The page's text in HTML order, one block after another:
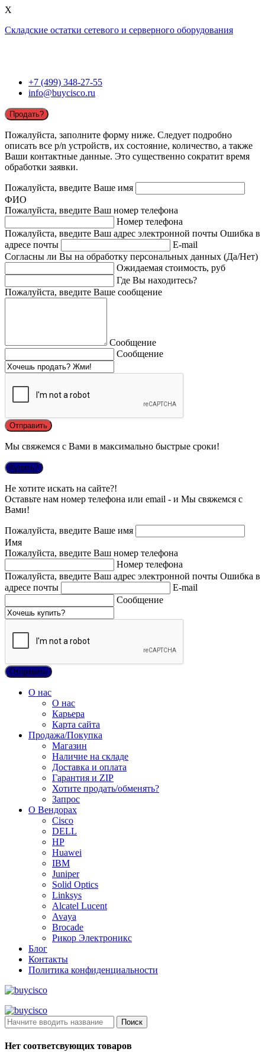
X
Складские остатки сетевого и серверного оборудования
+7 (499) 348-27-55
info@buycisco.ru
Продать?
Пожалуйста, заполните форму ниже. Следует подробно
описать все p/n устройств, их состояние, количество, а также
Ваши контактные данные. Это существенно сократит время
обработки заявки.
Пожалуйста, введите Ваше имя
ФИО
Пожалуйста, введите Ваш номер телефона
Номер телефона
Пожалуйста, введите Ваш адрес электронной почты Ошибка в
адресе почты
E-mail
Согласны ли Вы на обработку персональных данных (Да/Нет)
Ожидаемая стоимость, руб
Где Вы находитесь?
Пожалуйста, введите Ваше сообщение
Сообщение
Сообщение
Мы свяжемся с Вами в максимально быстрые сроки!
Купить?
Не хотите искать на сайте?!
Оставьте нам номер телефона или email - и Мы свяжемся с
Вами!
Пожалуйста, введите Ваше имя
Имя
Пожалуйста, введите Ваш номер телефона
Номер телефона
Пожалуйста, введите Ваш адрес электронной почты Ошибка в
адресе почты
E-mail
Сообщение
О нас
О нас
Карьера
Карта сайта
Продажа/Покупка
Магазин
Наличие на складе
Доставка и оплата
Гарантия и ZIP
Хотите продать/обменять?
Запрос
О Вендорах
Cisco
DELL
HP
Huawei
IBM
Juniper
Solid Optics
Linksys
Alcatel Lucent
Avaya
Brocade
Рикор Электроникс
Блог
Контакты
Политика конфиденциальности
Поиск
Нет соответсвующих товаров